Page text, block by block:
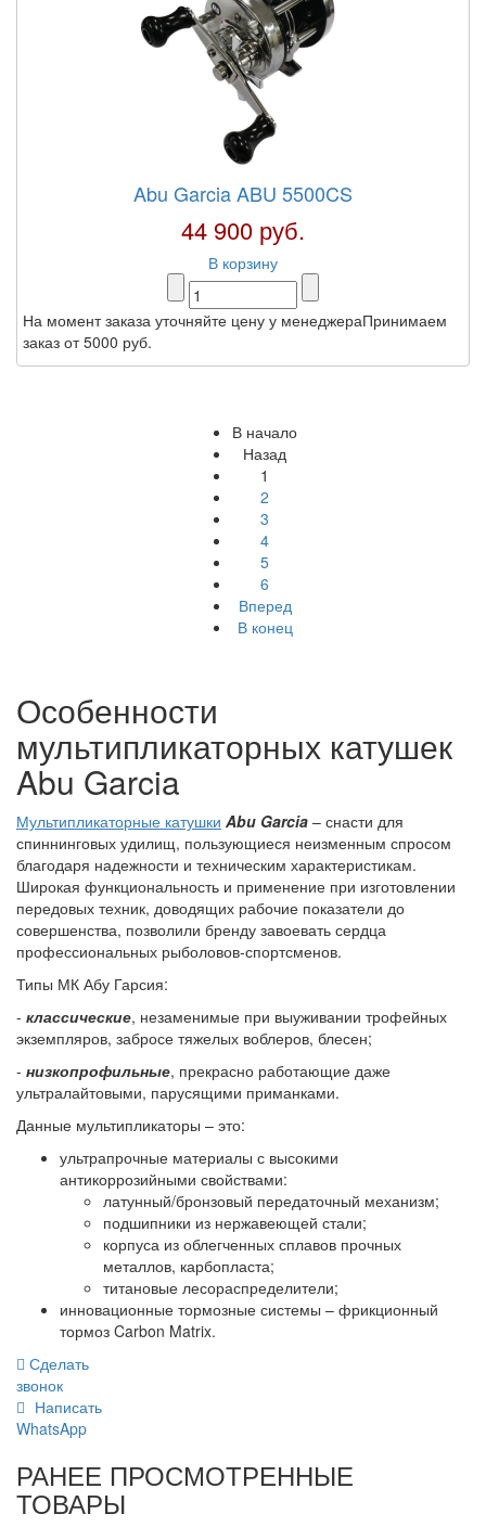
Abu Garcia ABU 5500CS
44 900 руб.
В корзину
На момент заказа уточняйте цену у менеджераПринимаем
заказ от 5000 руб.
В начало
Назад
1
2
3
4
5
6
Вперед
В конец
Особенности
мультипликаторных катушек
Abu Garcia
Мультипликаторные катушки Abu Garcia – снасти для
спиннинговых удилищ, пользующиеся неизменным спросом
благодаря надежности и техническим характеристикам.
Широкая функциональность и применение при изготовлении
передовых техник, доводящих рабочие показатели до
совершенства, позволили бренду завоевать сердца
профессиональных рыболовов-спортсменов.
Типы МК Абу Гарсия:
- классические, незаменимые при выуживании трофейных
экземпляров, забросе тяжелых воблеров, блесен;
- низкопрофильные, прекрасно работающие даже
ультралайтовыми, парусящими приманками.
Данные мультипликаторы – это:
ультрапрочные материалы с высокими
антикоррозийными свойствами:
латунный/бронзовый передаточный механизм;
подшипники из нержавеющей стали;
корпуса из облегченных сплавов прочных
металлов, карбопласта;
титановые лесораспределители;
инновационные тормозные системы – фрикционный
тормоз Carbon Matrix.
Сделать
звонок
Написать
WhatsApp
РАНЕЕ ПРОСМОТРЕННЫЕ
ТОВАРЫ